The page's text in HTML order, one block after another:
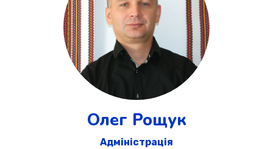
Олег Рощук
Адміністрація